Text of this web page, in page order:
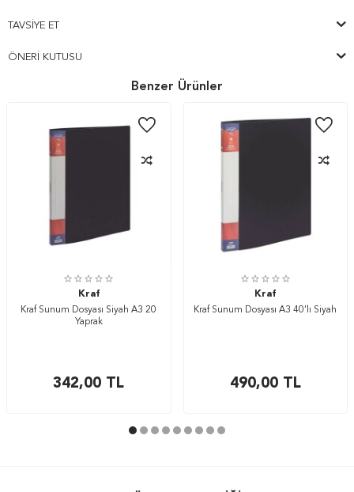
TAVSIYE ET
ÖNERI KUTUSU
Benzer Ürünler
Kraf
Kraf Sunum Dosyası Siyah A3 20
Yaprak
342,00 TL
Kraf
Kraf Sunum Dosyası A3 40’lı Siyah
490,00TL